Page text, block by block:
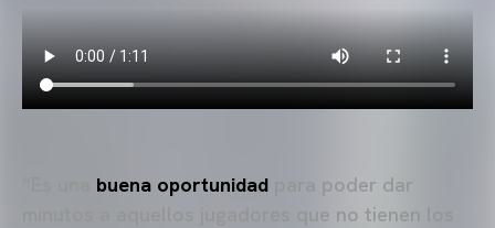
buena oportunidad
para poder dar
minutos a aquellos jugadores que no tienen los